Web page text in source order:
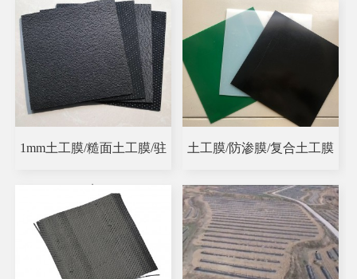
1mm土工膜/糙面土工膜/驻 土工膜/防渗膜/复合土工膜